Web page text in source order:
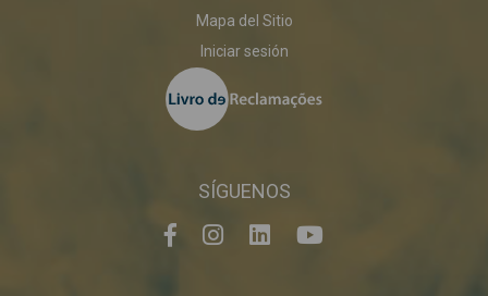
Mapa del Sitio
Iniciar sesión
SÍGUENOS